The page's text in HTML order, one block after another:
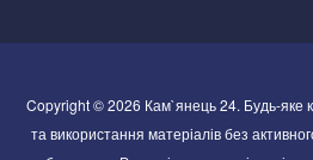
Copyright © 2026 Кам`янець 24. Будь-яке
та використання матеріалів без